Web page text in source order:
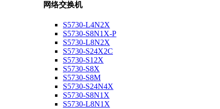
网络交换机
S5730-L4N2X
S5730-S8N1X-P
S5730-L8N2X
S5730-S24X2C
S5730-S12X
S5730-S8X
S5730-S8M
S5730-S24N4X
S5730-S8N1X
S5730-L8N1X